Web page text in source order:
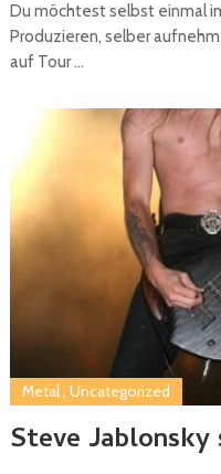
Du möchtest selbst einmal
Produzieren, selber
auf Tour …
Steve
Metal, Uncategorized